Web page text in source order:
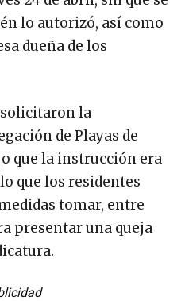
lo autorizó, así como
dueña de los
solicitaron la
de Playas de
que la instrucción era
que los residentes
tomar, entre
presentar una queja